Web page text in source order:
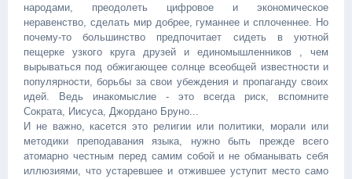
народами, преодолеть цифровое и экономическое
неравенство, сделать мир добрее, гуманнее и сплоченнее. Но
почему-то большинство предпочитает сидеть в уютной
пещерке узкого круга друзей и единомышленников , чем
вырываться под обжигающее солнце всеобщей известности и
популярности, борьбы за свои убеждения и пропаганду своих
идей. Ведь инакомыслие - это всегда риск, вспомните
Сократа, Иисуса, Джордано Бруно...
И не важно, касется это религии или политики, морали или
методики преподавания языка, нужно быть прежде всего
атомарно честным перед самим собой и не обманывать себя
иллюзиями, что устаревшее и отжившее уступит место само